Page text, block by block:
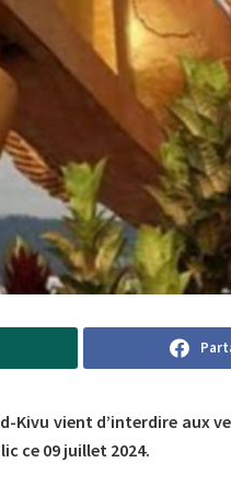
Kivu vient d’interdire aux
ce 09 juillet 2024.